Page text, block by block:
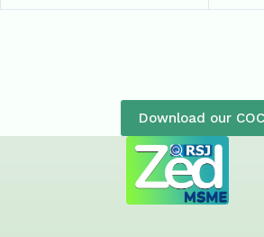
Download our COC